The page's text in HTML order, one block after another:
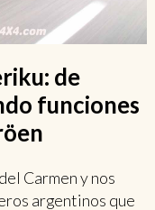
de
funciones
Carmen y nos
argentinos que